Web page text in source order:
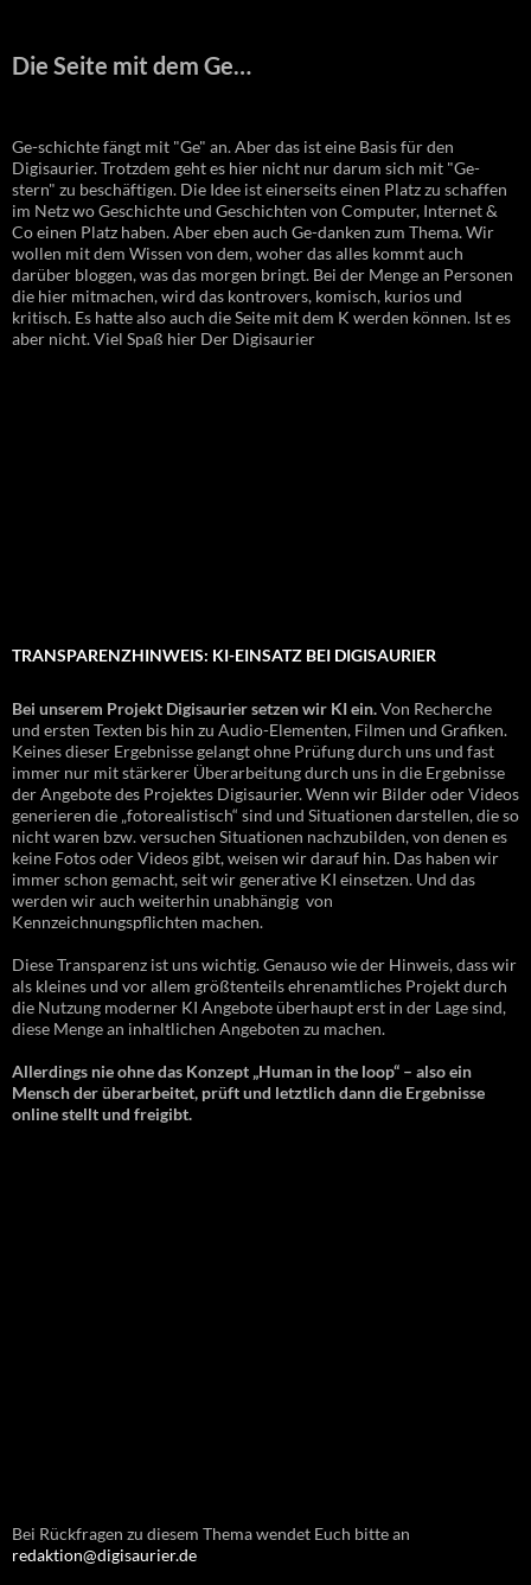
Die Seite mit dem Ge…
Ge-schichte fängt mit "Ge" an. Aber das ist eine Basis für den
Digisaurier. Trotzdem geht es hier nicht nur darum sich mit "Ge-
stern" zu beschäftigen. Die Idee ist einerseits einen Platz zu schaffen
im Netz wo Geschichte und Geschichten von Computer, Internet &
Co einen Platz haben. Aber eben auch Ge-danken zum Thema. Wir
wollen mit dem Wissen von dem, woher das alles kommt auch
darüber bloggen, was das morgen bringt. Bei der Menge an Personen
die hier mitmachen, wird das kontrovers, komisch, kurios und
kritisch. Es hatte also auch die Seite mit dem K werden können. Ist es
aber nicht. Viel Spaß hier Der Digisaurier
TRANSPARENZHINWEIS: KI-EINSATZ BEI DIGISAURIER
Bei unserem Projekt Digisaurier setzen wir KI ein.Von Recherche
und ersten Texten bis hin zu Audio-Elementen, Filmen und Grafiken.
Keines dieser Ergebnisse gelangt ohne Prüfung durch uns und fast
immer nur mit stärkerer Überarbeitung durch uns in die Ergebnisse
der Angebote des Projektes Digisaurier. Wenn wir Bilder oder Videos
generieren die „fotorealistisch“ sind und Situationen darstellen, die so
nicht waren bzw. versuchen Situationen nachzubilden, von denen es
keine Fotos oder Videos gibt, weisen wir darauf hin. Das haben wir
immer schon gemacht, seit wir generative KI einsetzen. Und das
werden wir auch weiterhin unabhängig von
Kennzeichnungspflichten machen.
Diese Transparenz ist uns wichtig. Genauso wie der Hinweis, dass wir
als kleines und vor allem größtenteils ehrenamtliches Projekt durch
die Nutzung moderner KI Angebote überhaupt erst in der Lage sind,
diese Menge an inhaltlichen Angeboten zu machen.
Allerdings nie ohne das Konzept „Human in the loop“ – also ein
Mensch der überarbeitet, prüft und letztlich dann die Ergebnisse
online stellt und freigibt.
Bei Rückfragen zu diesem Thema wendet Euch bitte an
redaktion@digisaurier.de